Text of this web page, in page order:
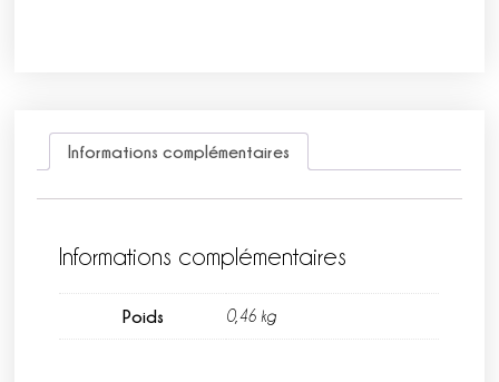
Informations complémentaires
Informations complémentaires
Poids 0,46 kg